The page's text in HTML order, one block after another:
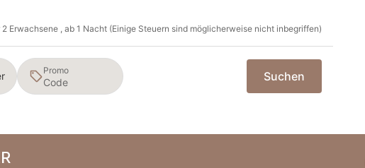
Erwachsene , ab 1 Nacht (Einige Steuern sind möglicherweise nicht inbegriffen)
Promo Suchen